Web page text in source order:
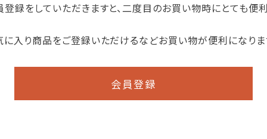
登録をしていただきますと、二度目のお買い物時にとても便
に入り商品をご登録いただけるなどお買い物が便利になりま
会員登録